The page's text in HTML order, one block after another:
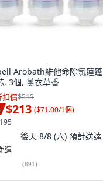
Arobath維他命除氯蓮蓬
, 3個, 薰衣草香
扣價$515
$213 ($71.00/1個)
後天 8/8 (六) 預計送達
運
(891)